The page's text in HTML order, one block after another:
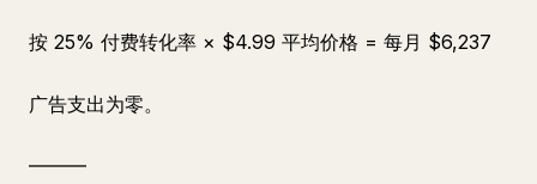
按 25% 付费转化率 × $4.99 平均价格 = 每月 $6,237
广告支出为零。
━━━